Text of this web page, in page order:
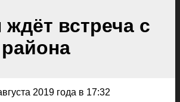
встреча с
2019 года в 17:32